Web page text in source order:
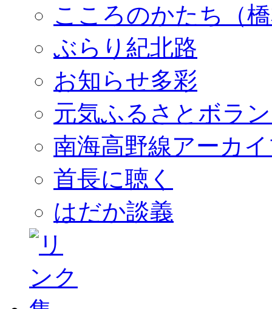
こころのかたち（
ぶらり紀北路
お知らせ多彩
元気ふるさとボラ
南海高野線アーカ
首長に聴く
はだか談義